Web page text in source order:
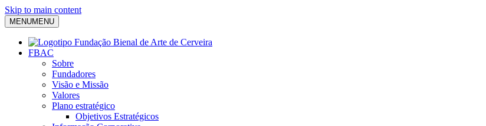
Skip to main content
MENUMENU
FBAC
Sobre
Fundadores
Visão e Missão
Valores
Plano estratégico
Objetivos Estratégicos